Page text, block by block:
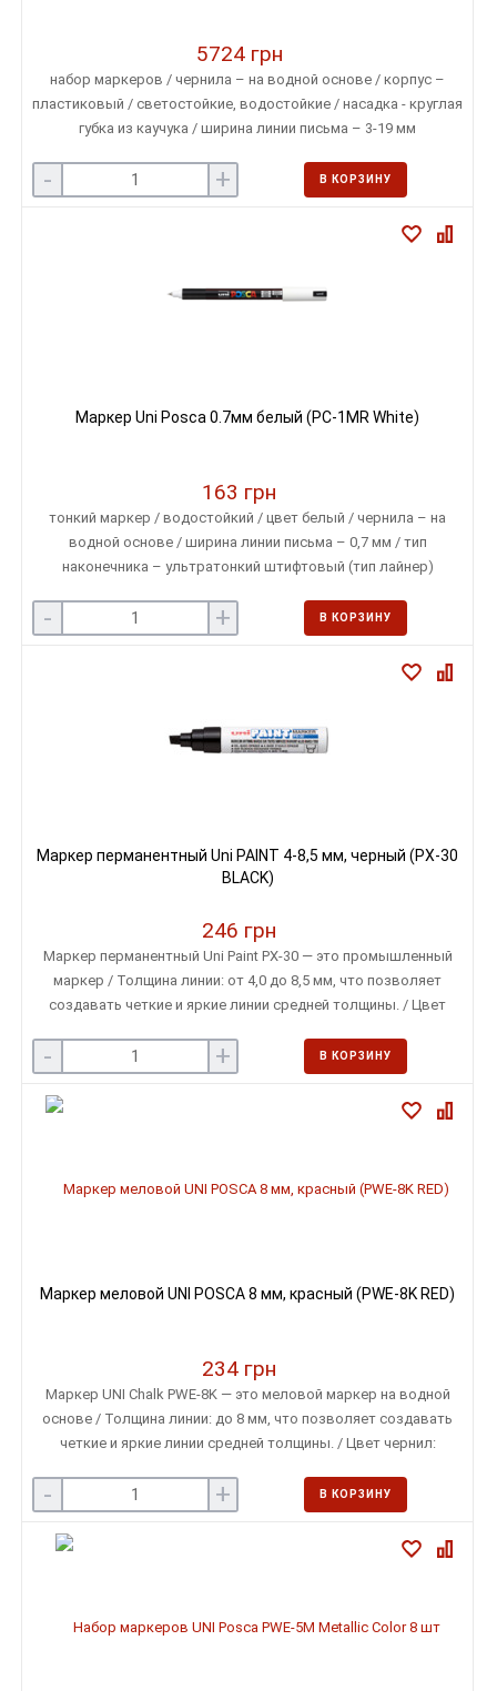
5724 грн
набор маркеров / чернила – на водной основе / корпус –
пластиковый / светостойкие, водостойкие / насадка - круглая
губка из каучука / ширина линии письма – 3-19 мм
- + В КОРЗИНУ
Маркер Uni Posca 0.7мм белый (PC-1MR White)
163 грн
тонкий маркер / водостойкий / цвет белый / чернила – на
водной основе / ширина линии письма – 0,7 мм / тип
наконечника – ультратонкий штифтовый (тип лайнер)
- + В КОРЗИНУ
Маркер перманентный Uni PAINT 4-8,5 мм, черный (PX-30
BLACK)
246 грн
Маркер перманентный Uni Paint PX-30 — это промышленный
маркер / Толщина линии: от 4,0 до 8,5 мм, что позволяет
создавать четкие и яркие линии средней толщины. / Цвет
обеспечивающий равномерное нанесение чернил и
позволяющий варьировать толщину линии. / Чернила: на
масляной основе, устойчивые к воздействию воды,
- + В КОРЗИНУ
Маркер меловой UNI POSCA 8 мм, красный (PWE-8K RED)
234 грн
Маркер UNI Chalk PWE-8K — это меловой маркер на водной
основе / Толщина линии: до 8 мм, что позволяет создавать
четкие и яркие линии средней толщины. / Цвет чернил:
равномерное нанесение чернил и позволяющий варьировать
толщину линии. / Чернила: на водной основе, без запаха, легко
стираются влажной тканью с гладких поверхностей.
- + В КОРЗИНУ